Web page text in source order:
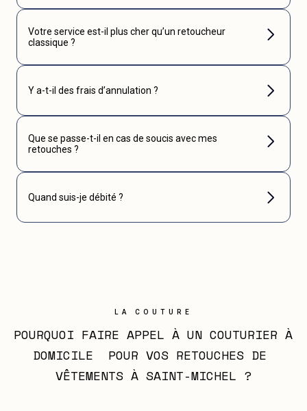
Votre service est-il plus cher qu’un retoucheur
classique ?
Y a-t-il des frais d’annulation ?
Que se passe-t-il en cas de soucis avec mes
retouches ?
Quand suis-je débité ?
LA COUTURE
POURQUOI FAIRE APPEL À UN COUTURIER À
DOMICILE  POUR VOS RETOUCHES DE
VÊTEMENTS À SAINT-MICHEL ?